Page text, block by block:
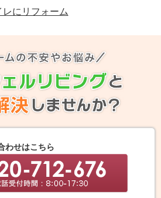
にリフォーム
わせはこちら